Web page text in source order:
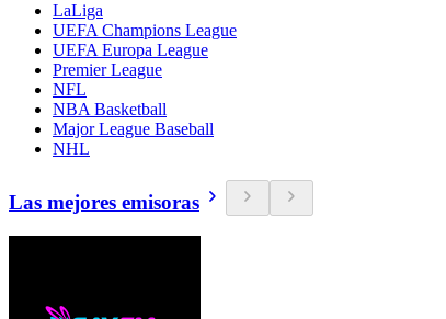
LaLiga
UEFA Champions League
UEFA Europa League
Premier League
NFL
NBA Basketball
Major League Baseball
NHL
Las mejores emisoras